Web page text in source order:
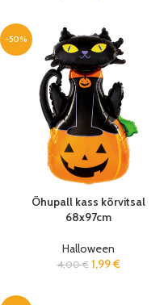
-50%
Õhupall kass kõrvitsal
68x97cm
Halloween
4,00€ 1,99€